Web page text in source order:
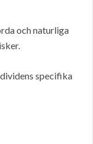
och naturliga
specifika